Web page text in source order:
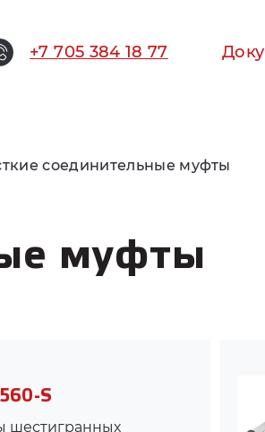
+7 705 384 18 77
соединительные муфты
муфты
S
шестигранных